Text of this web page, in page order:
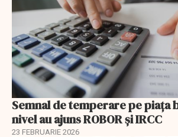
Semnal de temperare pe piața
nivel au ajuns ROBOR şi IRCC
23 FEBRUARIE 2026